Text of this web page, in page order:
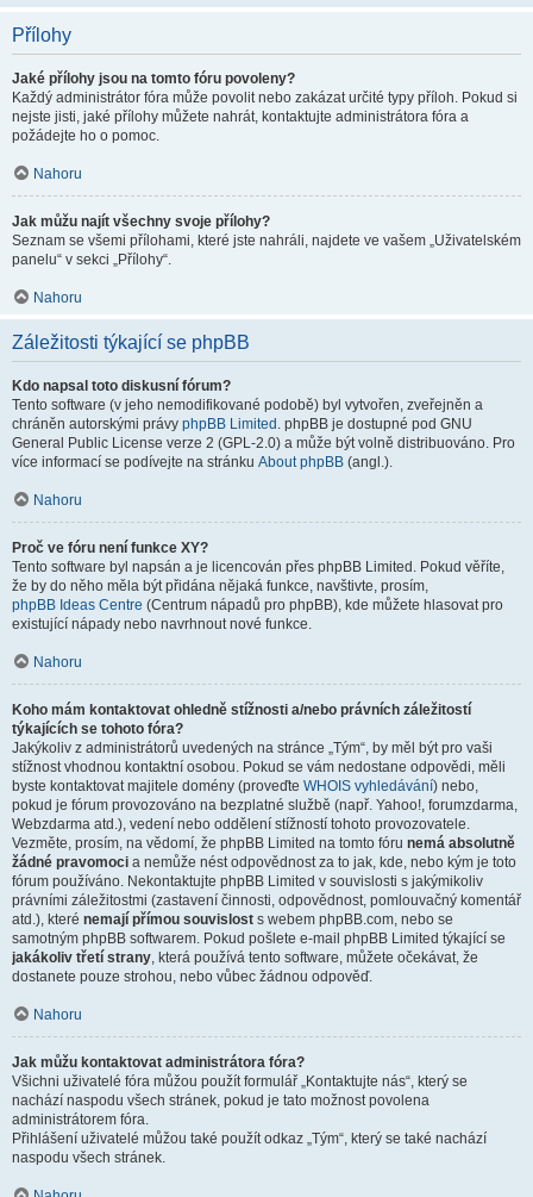
Přílohy
Jaké přílohy jsou na tomto fóru povoleny?
Každý administrátor fóra může povolit nebo zakázat určité typy příloh. Pokud si
nejste jisti, jaké přílohy můžete nahrát, kontaktujte administrátora fóra a
požádejte ho o pomoc.
Nahoru
Jak můžu najít všechny svoje přílohy?
Seznam se všemi přílohami, které jste nahráli, najdete ve vašem „Uživatelském
panelu“ v sekci „Přílohy“.
Nahoru
Záležitosti týkající se phpBB
Kdo napsal toto diskusní fórum?
Tento software (v jeho nemodifikované podobě) byl vytvořen, zveřejněn a
chráněn autorskými právy phpBB Limited . phpBB je dostupné pod GNU
General Public License verze 2 (GPL-2.0) a může být volně distribuováno. Pro
více informací se podívejte na stránku About phpBB (angl.).
Nahoru
Proč ve fóru není funkce XY?
Tento software byl napsán a je licencován přes phpBB Limited. Pokud věříte,
že by do něho měla být přidána nějaká funkce, navštivte, prosím,
phpBB Ideas Centre (Centrum nápadů pro phpBB), kde můžete hlasovat pro
existující nápady nebo navrhnout nové funkce.
Nahoru
Koho mám kontaktovat ohledně stížnosti a/nebo právních záležitostí
týkajících se tohoto fóra?
Jakýkoliv z administrátorů uvedených na stránce „Tým“, by měl být pro vaši
stížnost vhodnou kontaktní osobou. Pokud se vám nedostane odpovědi, měli
byste kontaktovat majitele domény (proveďte WHOIS vyhledávání) nebo,
pokud je fórum provozováno na bezplatné službě (např. Yahoo!, forumzdarma,
Webzdarma atd.), vedení nebo oddělení stížností tohoto provozovatele.
Vezměte, prosím, na vědomí, že phpBB Limited na tomto fóru nemá absolutně
žádné pravomoci a nemůže nést odpovědnost za to jak, kde, nebo kým je toto
fórum používáno. Nekontaktujte phpBB Limited v souvislosti s jakýmikoliv
právními záležitostmi (zastavení činnosti, odpovědnost, pomlouvačný komentář
atd.), které nemají přímou souvislost s webem phpBB.com, nebo se
samotným phpBB softwarem. Pokud pošlete e-mail phpBB Limited týkající se
jakákoliv třetí strany, která používá tento software, můžete očekávat, že
dostanete pouze strohou, nebo vůbec žádnou odpověď.
Nahoru
Jak můžu kontaktovat administrátora fóra?
Všichni uživatelé fóra můžou použít formulář „Kontaktujte nás“, který se
nachází naspodu všech stránek, pokud je tato možnost povolena
administrátorem fóra.
Přihlášení uživatelé můžou také použít odkaz „Tým“, který se také nachází
naspodu všech stránek.